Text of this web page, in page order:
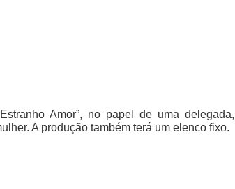
Amor”, no papel de uma delegada,
A produção também terá um elenco fixo.